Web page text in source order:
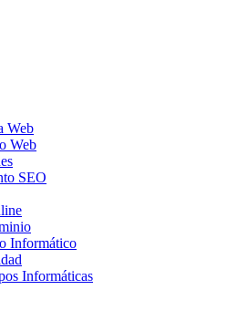
Web
Web
SEO
Informático
Informáticas